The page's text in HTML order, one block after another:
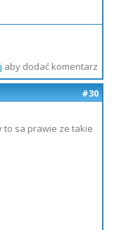
aby dodać komentarz
#30
to sa prawie ze takie